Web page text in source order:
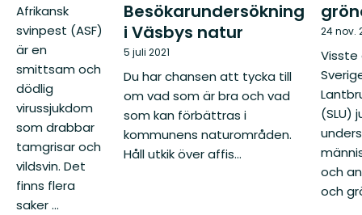
Afrikansk
svinpest (ASF)
är en
smittsam och
dödlig
virussjukdom
som drabbar
tamgrisar och
vildsvin. Det
finns flera
saker ...
Besökarundersökning
i Väsbys natur
5 juli 2021
Du har chansen att tycka till
om vad som är bra och vad
som kan förbättras i
kommunens naturområden.
Håll utkik över affis...
24 nov.
(SLU)
och
och